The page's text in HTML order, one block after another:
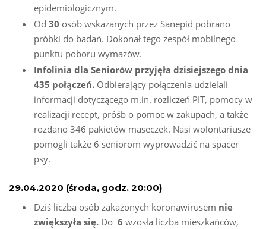
epidemiologicznym.
Od 30 osób wskazanych przez Sanepid pobrano
próbki do badań. Dokonał tego zespół mobilnego
punktu poboru wymazów.
Infolinia dla Seniorów przyjęła dzisiejszego dnia
435 połączeń. Odbierający połączenia udzielali
informacji dotyczącego m.in. rozliczeń PIT, pomocy w
realizacji recept, próśb o pomoc w zakupach, a także
rozdano 346 pakietów maseczek. Nasi wolontariusze
pomogli także 6 seniorom wyprowadzić na spacer
psy.
29.04.2020 (środa, godz. 20:00)
Dziś liczba osób zakażonych koronawirusem nie
zwiększyła się. Do 6 wzosła liczba mieszkańców,